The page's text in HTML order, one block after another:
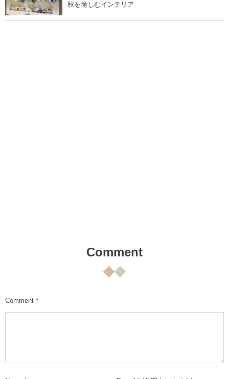
秋を愉しむインテリア
Comment
Comment *